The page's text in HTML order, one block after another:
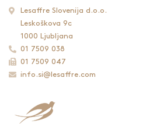
Lesaffre Slovenija d.o.o.
Leskoškova 9c
1000 Ljubljana
01 7509 038
01 7509 047
info.si@lesaffre.com